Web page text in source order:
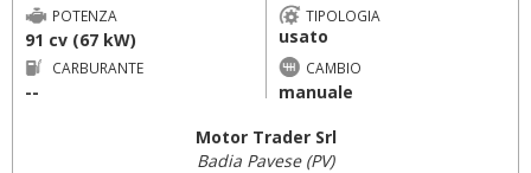
POTENZA
91 cv (67 kW)
TIPOLOGIA
usato
CARBURANTE
--
CAMBIO
manuale
Motor Trader Srl
Badia Pavese (PV)